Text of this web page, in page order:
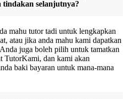
tindakan selanjutnya?
mahu tutor tadi untuk lengkapkan
atau jika anda mahu kami dapatkan
juga boleh pilih untuk tamatkan
TutorKami, dan kami akan
baki bayaran untuk mana-mana